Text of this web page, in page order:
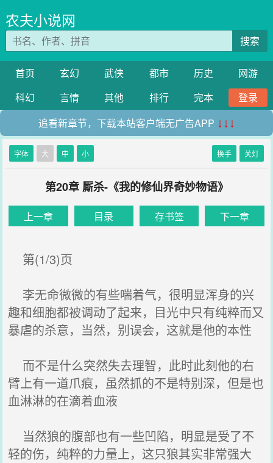
农夫小说网
搜索
首页 玄幻 武侠 都市 历史
网游
科幻
言情 其他 排行 完本
登录
追看新章节，下载本站客户端无广告APP ↓↓↓
字体 大 中 小 换手 关灯
第20章 厮杀-《我的修仙界奇妙物语》
上一章 目录 存书签 下一章
第(1/3)页
李无命微微的有些喘着气，很明显浑身的兴
趣和细胞都被调动了起来，目光中只有纯粹而又
暴虐的杀意，当然，别误会，这就是他的本性
而不是什么突然失去理智，此时此刻他的右
臂上有一道爪痕，虽然抓的不是特别深，但是也
血淋淋的在滴着血液
当然狼的腹部也有一些凹陷，明显是受了不
轻的伤，纯粹的力量上，这只狼其实非常强大